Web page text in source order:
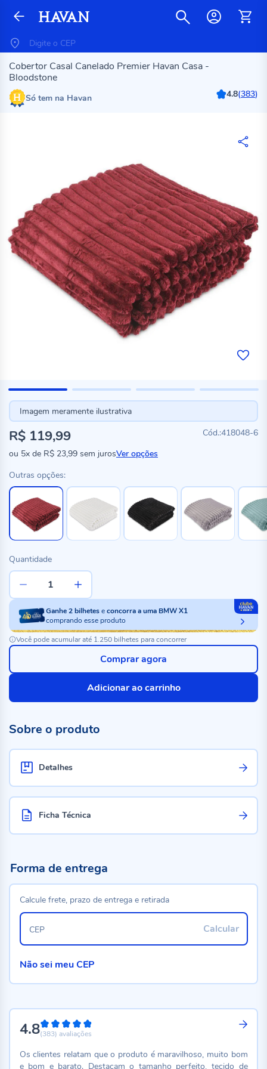
Cobertor Casal Canelado Premier Havan Casa -
Bloodstone
Só tem na Havan 4.8(383)
Imagem meramente ilustrativa
418048-6
R$ 119,99
ou 5x de R$ 23,99 sem jurosVer opções
Outras opções:
Quantidade
Ganhe2bilheteseconcorra a uma BMW X1
comprando esse produto
Você pode acumular até 1.250 bilhetes para concorrer
Adicionar ao carrinho
Comprar agora
Sobre o produto
Detalhes
Ficha Técnica
4.896%
(383) avaliações
Os clientes relatam que o produto é maravilhoso, muito bom
e bom e barato. Destacam o tamanho perfeito, tecido de
Forma de entrega
Calcule frete, prazo de entrega e retirada
Calcular
CEP
Não sei meu CEP